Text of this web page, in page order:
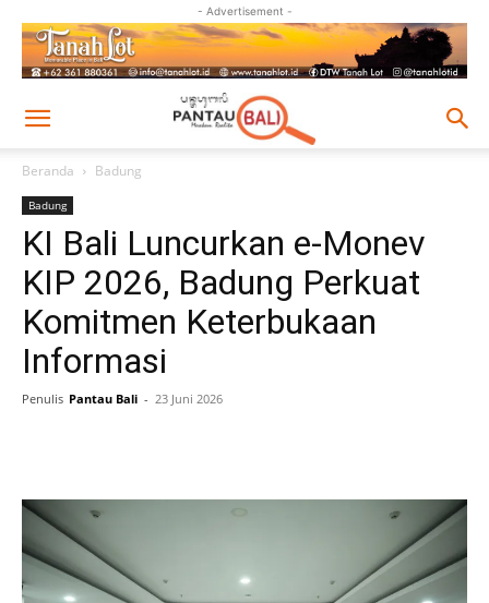
- Advertisement -
Beranda Badung
Badung
KI Bali Luncurkan e-Monev
KIP 2026, Badung Perkuat
Komitmen Keterbukaan
Informasi
Penulis Pantau Bali - 23 Juni 2026